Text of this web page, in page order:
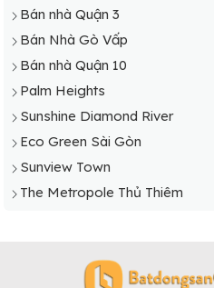
Bán nhà Quận 3
Bán Nhà Gò Vấp
Bán nhà Quận 10
Palm Heights
Sunshine Diamond River
Eco Green Sài Gòn
Sunview Town
The Metropole Thủ Thiêm